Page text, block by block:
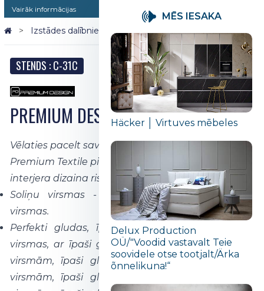
Vairāk informācijas
Izstādes dalībnieki 2026 PREMIUM DESIGN
STENDS : C-31C
PREMIUM DESIGN
Vēlaties pacelt savu mājas interjeru jaunā līmenī?
Premium Textile piedāvā modernus un ekskluzīvus
interjera dizaina risinājumus:
Soliņu virsmas - perfekti gludas un izturīgas
virsmas.
Perfekti gludas, īpaši gludas un īpaši mīkstas
virsmas, ar īpaši gludām virsmām, īpaši gludām
virsmām, īpaši gludām virsmām, īpaši gludām
virsmām, īpaši gludām virsmām, īpaši gludām
MĒS IESAKA
Häcker │ Virtuves mēbeles
Delux Production
OÜ/"Voodid vastavalt Teie
soovidele otse tootjalt/Ärka
õnnelikuna!“